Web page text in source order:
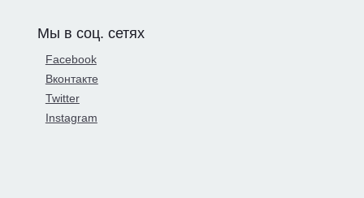
Мы в соц. сетях
Facebook
Вконтакте
Twitter
Instagram